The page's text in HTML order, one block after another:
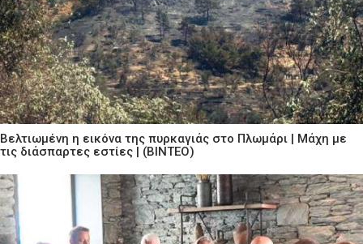
Βελτιωμένη η εικόνα της πυρκαγιάς στο Πλωμάρι | Μάχη με
τις διάσπαρτες εστίες | (ΒΙΝΤΕΟ)